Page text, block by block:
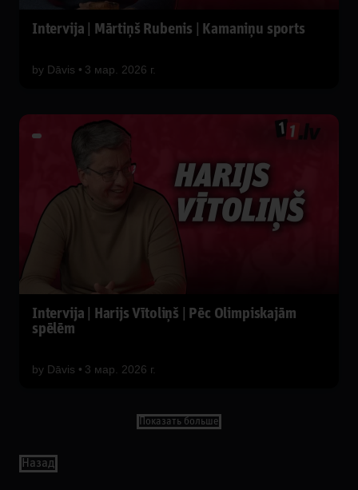
Intervija | Mārtiņš Rubenis | Kamaniņu sports
by Dāvis 3 мар. 2026 г.
Intervija | Harijs Vītoliņš | Pēc Olimpiskajām
spēlēm
by Dāvis 3 мар. 2026 г.
Показать больше
Назад